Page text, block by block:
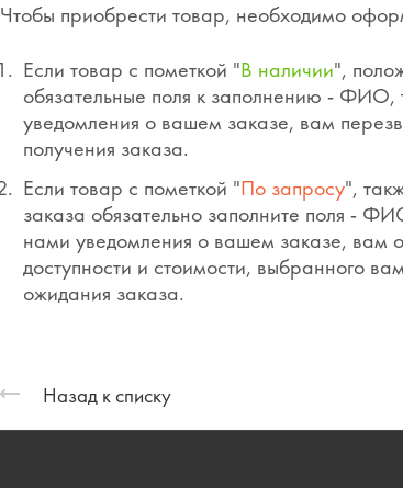
Чтобы приобрести товар, необходимо
Если товар с пометкой "В наличии",
обязательные поля к заполнению -
уведомления о вашем заказе, вам
получения заказа.
Если товар с пометкой "По запросу",
заказа обязательно заполните поля -
нами уведомления о вашем заказе, вам
доступности и стоимости, выбранного
ожидания заказа.
Назад к списку